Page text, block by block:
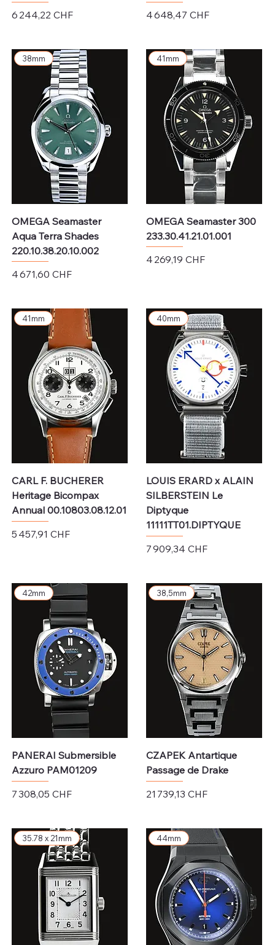
Prix
6 244,22 CHF
Prix
4 648,47 CHF
38mm
OMEGA Seamaster
Aqua Terra Shades
220.10.38.20.10.002
Prix
4 671,60 CHF
41mm
OMEGA Seamaster 300
233.30.41.21.01.001
Prix
4 269,19 CHF
41mm
CARL F. BUCHERER
Heritage Bicompax
Annual 00.10803.08.12.01
Prix
5 457,91 CHF
40mm
LOUIS ERARD x ALAIN
SILBERSTEIN Le
Diptyque
11111TT01.DIPTYQUE
Prix
7 909,34 CHF
42mm
PANERAI Submersible
Azzuro PAM01209
Prix
7 308,05 CHF
38,5mm
CZAPEK Antartique
Passage de Drake
Prix
21 739,13 CHF
35.78 x 21mm 44mm